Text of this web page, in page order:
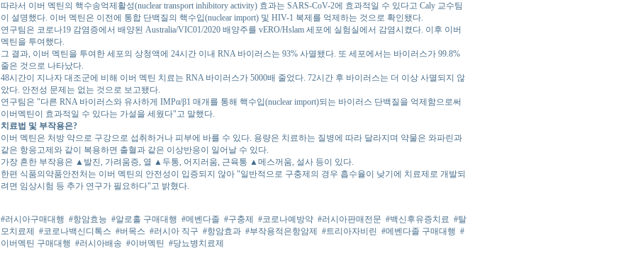
따라서 이버 멕틴의 핵수송억제활성(nuclear transport inhibitory activity) 효과는 SARS-CoV-2에 효과적일 수 있다고 Caly 교수팀
이 설명했다. 이버 멕틴은 이전에 통합 단백질의 핵수입(nuclear import) 및 HIV-1 복제를 억제하는 것으로 확인됐다.
연구팀은 코로나19 감염증에서 배양된 Australia/VIC01/2020 배양주를 vERO/Hslam 세포에 실험실에서 감염시켰다. 이후 이버
멕틴을 투여했다.
그 결과, 이버 멕틴을 투여한 세포의 상청액에 24시간 이내 RNA 바이러스는 93% 사멸됐다. 또 세포에서는 바이러스가 99.8%
줄은 것으로 나타났다.
48시간이 지나자 대조군에 비해 이버 멕틴 치료는 RNA 바이러스가 5000배 줄었다. 72시간 후 바이러스는 더 이상 사멸되지 않
았다. 안전성 문제는 없는 것으로 보고됐다.
연구팀은 "다른 RNA 바이러스와 유사하게 IMPα/β1 매개를 통해 핵수입(nuclear import)되는 바이러스 단백질을 억제함으로써
이버멕틴이 효과적일 수 있다는 가설을 세웠다"고 말했다.
치료법 및 부작용은?
이버 멕틴은 처방 약으로 구강으로 섭취하거나 피부에 바를 수 있다. 용량은 치료하는 질병에 따라 달라지며 약물은 와파린과
같은 항응고제와 같이 복용하면 출혈과 같은 이상반응이 일어날 수 있다.
가장 흔한 부작용은 ▲발진, 가려움증, 열 ▲두통, 어지러움, 근육통 ▲메스꺼움, 설사 등이 있다.
한편 식품의약품안전처는 이버 멕틴의 안전성이 입증되지 않아 "일반적으로 구충제의 경우 흡수율이 낮기에 치료제로 개발되
려면 임상시험 등 추가 연구가 필요하다"고 밝혔다.
#러시아구매대행 #항암효능 #알로홀 구매대행 #메벤다졸 #구충제 #코로나예방약 #러시아판매전문 #백신후유증치료 #탈
모치료제
#코로나백신디톡스 #버목스 #러시아 직구 #항암효과 #부작용적은항암제 #트리아자비린 #메벤다졸 구매대행 #
이버멕틴 구매대행 #러시아배송 #이버멕틴 #당뇨병치료제